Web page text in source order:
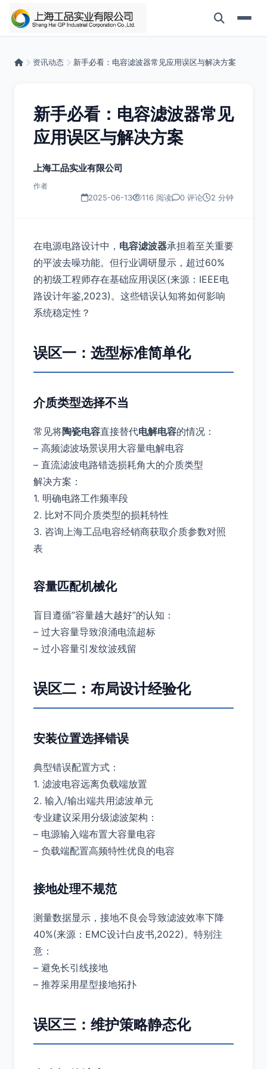
资讯动态 新手必看：电容滤波器常见应用误区与解决方案
新手必看：电容滤波器常见
应用误区与解决方案
上海工品实业有限公司
作者
2025-06-13 116 阅读 0 评论 2 分钟
在电源电路设计中， 电容滤波器承担着至关重要
的平波去噪功能。但行业调研显示，超过60%
的初级工程师存在基础应用误区(来源：IEEE电
路设计年鉴,2023)。这些错误认知将如何影响
系统稳定性？
误区一：选型标准简单化
介质类型选择不当
常见将陶瓷电容直接替代电解电容的情况：
– 高频滤波场景误用大容量电解电容
– 直流滤波电路错选损耗角大的介质类型
解决方案：
1. 明确电路工作频率段
2. 比对不同介质类型的损耗特性
3. 咨询上海工品电容经销商获取介质参数对照
表
容量匹配机械化
盲目遵循”容量越大越好”的认知：
– 过大容量导致浪涌电流超标
– 过小容量引发纹波残留
误区二：布局设计经验化
安装位置选择错误
典型错误配置方式：
1. 滤波电容远离负载端放置
2. 输入/输出端共用滤波单元
专业建议采用分级滤波架构：
– 电源输入端布置大容量电容
– 负载端配置高频特性优良的电容
接地处理不规范
测量数据显示，接地不良会导致滤波效率下降
40%(来源：EMC设计白皮书,2022)。特别注
意：
– 避免长引线接地
– 推荐采用星型接地拓扑
误区三：维护策略静态化